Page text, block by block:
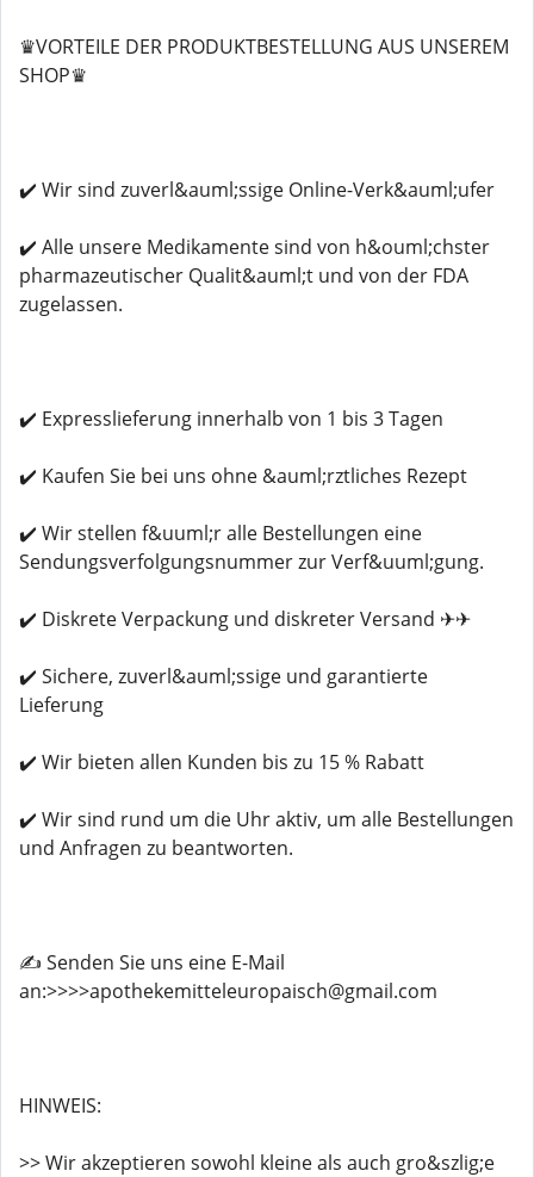
♛VORTEILE DER PRODUKTBESTELLUNG AUS UNSEREM
SHOP♛
✔️ Wir sind zuverl&auml;ssige Online-Verk&auml;ufer
✔️ Alle unsere Medikamente sind von h&ouml;chster
pharmazeutischer Qualit&auml;t und von der FDA
zugelassen.
✔️ Expresslieferung innerhalb von 1 bis 3 Tagen
✔️ Kaufen Sie bei uns ohne &auml;rztliches Rezept
✔️ Wir stellen f&uuml;r alle Bestellungen eine
Sendungsverfolgungsnummer zur Verf&uuml;gung.
✔️ Diskrete Verpackung und diskreter Versand ✈✈
✔️ Sichere, zuverl&auml;ssige und garantierte
Lieferung
✔️ Wir bieten allen Kunden bis zu 15 % Rabatt
✔️ Wir sind rund um die Uhr aktiv, um alle Bestellungen
und Anfragen zu beantworten.
✍️ Senden Sie uns eine E-Mail
an:>>>>apothekemitteleuropaisch@gmail.com
HINWEIS:
>> Wir akzeptieren sowohl kleine als auch gro&szlig;e